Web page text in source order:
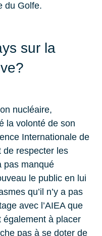
du Golfe.
sur la
nucléaire,
la volonté de son
Internationale de
de respecter les
pas manqué
le public en lui
qu’il n’y a pas
avec l’AIEA que
également à placer
pas à se doter de